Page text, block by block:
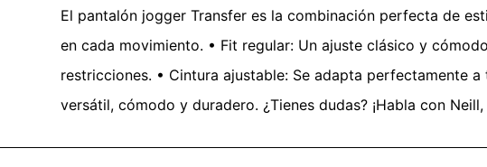
El pantalón jogger Transfer es la combinación perfecta de
en cada movimiento. • Fit regular: Un ajuste clásico y
restricciones. • Cintura ajustable: Se adapta perfectamente
versátil, cómodo y duradero. ¿Tienes dudas? ¡Habla con